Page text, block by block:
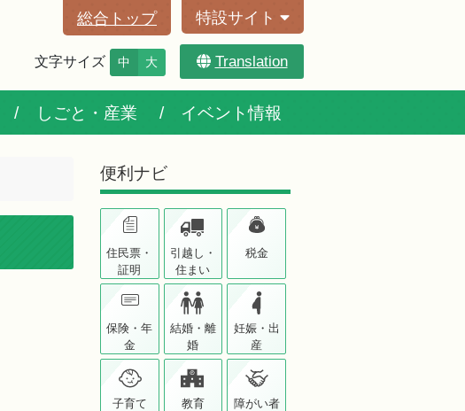
総合トップ 特設サイト
文字サイズ 中 大 Translation
しごと・産業 イベント情報
便利ナビ
住民票・
証明
引越し・
住まい
税金
保険・年
金
結婚・離
婚
妊娠・出
産
子育て 教育
障がい者